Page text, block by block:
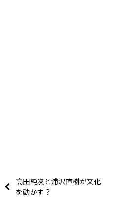
高田純次と浦沢直樹が文化
を動かす？